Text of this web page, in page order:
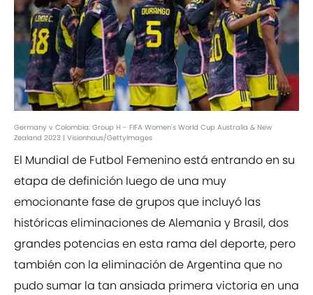
Germany v Colombia: Group H - FIFA Women's World Cup Australia & New
Zealand 2023 | Visionhaus/GettyImages
El Mundial de Futbol Femenino está entrando en su
etapa de definición luego de una muy
emocionante fase de grupos que incluyó las
históricas eliminaciones de Alemania y Brasil, dos
grandes potencias en esta rama del deporte, pero
también con la eliminación de Argentina que no
pudo sumar la tan ansiada primera victoria en una